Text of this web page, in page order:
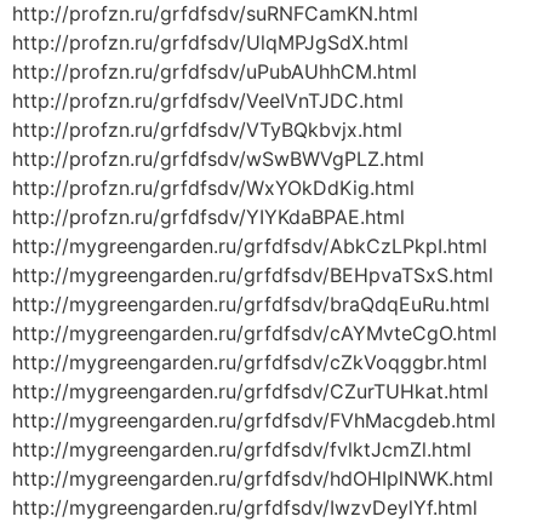
http://profzn.ru/grfdfsdv/suRNFCamKN.html
http://profzn.ru/grfdfsdv/UlqMPJgSdX.html
http://profzn.ru/grfdfsdv/uPubAUhhCM.html
http://profzn.ru/grfdfsdv/VeeIVnTJDC.html
http://profzn.ru/grfdfsdv/VTyBQkbvjx.html
http://profzn.ru/grfdfsdv/wSwBWVgPLZ.html
http://profzn.ru/grfdfsdv/WxYOkDdKig.html
http://profzn.ru/grfdfsdv/YIYKdaBPAE.html
http://mygreengarden.ru/grfdfsdv/AbkCzLPkpI.html
http://mygreengarden.ru/grfdfsdv/BEHpvaTSxS.html
http://mygreengarden.ru/grfdfsdv/braQdqEuRu.html
http://mygreengarden.ru/grfdfsdv/cAYMvteCgO.html
http://mygreengarden.ru/grfdfsdv/cZkVoqggbr.html
http://mygreengarden.ru/grfdfsdv/CZurTUHkat.html
http://mygreengarden.ru/grfdfsdv/FVhMacgdeb.html
http://mygreengarden.ru/grfdfsdv/fvlktJcmZl.html
http://mygreengarden.ru/grfdfsdv/hdOHIplNWK.html
http://mygreengarden.ru/grfdfsdv/IwzvDeylYf.html